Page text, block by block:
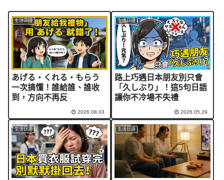
生活日語
あげる・くれる・もらう
一次搞懂！誰給誰、誰收
到，方向不再反
2026.08.03
生活日語
路上巧遇日本朋友別只會
「久しぶり」！這5句日語
讓你不冷場不失禮
2026.05.29
生活日語 生活日語